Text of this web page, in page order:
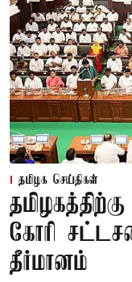
தமிழக செய்திகள்
கோரி
தீர்மானம்